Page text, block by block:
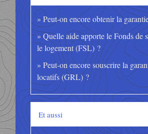
Peut-on encore obtenir la
Quelle aide apporte le Fonds de
le logement (FSL) ?
Peut-on encore souscrire la
locatifs (GRL) ?
Et aussi